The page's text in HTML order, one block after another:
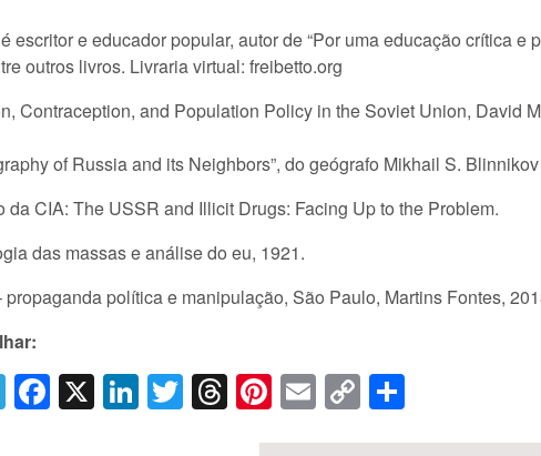
escritor e educador popular, autor de “Por uma educação crítica
outros livros. Livraria virtual: freibetto.org
Contraception, and Population Policy in the Soviet Union, David
of Russia and its Neighbors”, do geógrafo Mikhail S. Blinnikov
da CIA: The USSR and Illicit Drugs: Facing Up to the Problem.
das massas e análise do eu, 1921.
propaganda política e manipulação, São Paulo, Martins Fontes,
Telegram
Facebook
X LinkedIn
Twitter
Threads
Pinterest
Email
Copy
Link